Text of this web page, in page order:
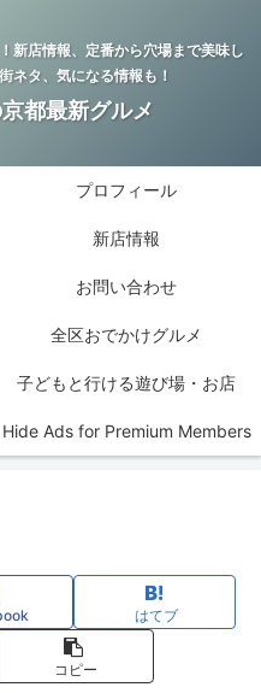
新店情報、定番から穴場まで美味し
ネタ、気になる情報も！
都最新グルメ
プロフィール
新店情報
お問い合わせ
全区おでかけグルメ
子どもと行ける遊び場・お店
Hide Ads for Premium Members
はてブ
コピー